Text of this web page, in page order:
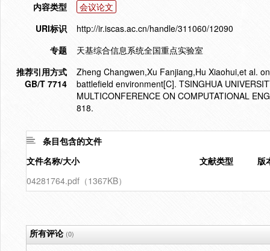
内容类型
会议论文
URI标识
http://ir.iscas.ac.cn/handle/311060/12090
专题
天基综合信息系统全国重点实验室
推荐引用方式
GB/T 7714
Zheng Changwen,Xu Fanjiang,Hu Xiaohui,et al.
battlefield environment[C]. TSINGHUA
MULTICONFERENCE ON COMPUTATIONAL
818.
条目包含的文件
文件名称/大小
文献类型
版
04281764.pdf（1367KB）
所有评论(0)